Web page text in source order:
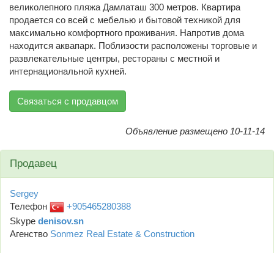
великолепного пляжа Дамлаташ 300 метров. Квартира
продается со всей с мебелью и бытовой техникой для
максимально комфортного проживания. Напротив дома
находится аквапарк. Поблизости расположены торговые и
развлекательные центры, рестораны с местной и
интернациональной кухней.
Связаться с продавцом
Объявление размещено 10-11-14
Продавец
Sergey
Телефон
+905465280388
Skype denisov.sn
Агенство Sonmez Real Estate & Construction